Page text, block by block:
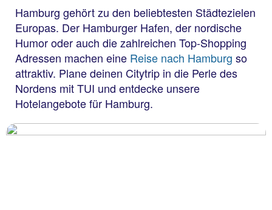
Hamburg gehört zu den beliebtesten Städtezielen
Europas. Der Hamburger Hafen, der nordische
Humor oder auch die zahlreichen Top-Shopping
Adressen machen eine Reise nach Hamburg so
attraktiv. Plane deinen Citytrip in die Perle des
Nordens mit TUI und entdecke unsere
Hotelangebote für Hamburg.